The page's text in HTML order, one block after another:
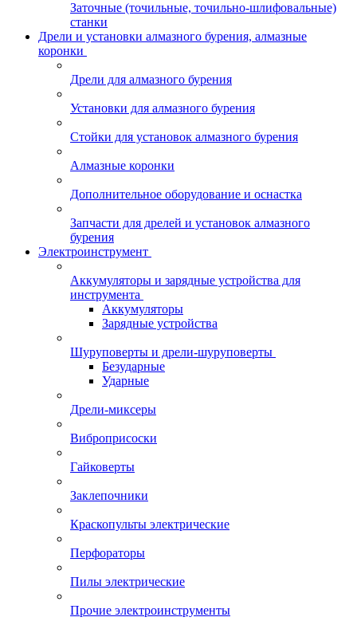
Заточные (точильные, точильно-шлифовальные)
станки
Дрели и установки алмазного бурения, алмазные
коронки
Дрели для алмазного бурения
Установки для алмазного бурения
Стойки для установок алмазного бурения
Алмазные коронки
Дополнительное оборудование и оснастка
Запчасти для дрелей и установок алмазного
бурения
Электроинструмент
Аккумуляторы и зарядные устройства для
инструмента
Аккумуляторы
Зарядные устройства
Шуруповерты и дрели-шуруповерты
Безударные
Ударные
Дрели-миксеры
Виброприсоски
Гайковерты
Заклепочники
Краскопульты электрические
Перфораторы
Пилы электрические
Прочие электроинструменты